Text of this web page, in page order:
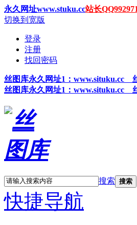
永久网址www.stuku.cc站长
切换到宽版
登录
注册
找回密码
丝图 库永久网址1 ：www.situku.cc
丝图 库永久网址1 ：www.situku.cc
搜索 搜索
快捷导航